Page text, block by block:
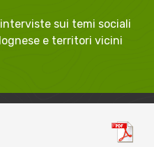
sui temi sociali
e territori vicini